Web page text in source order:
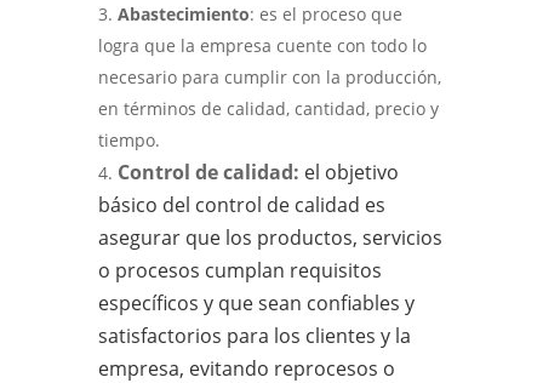
Abastecimiento: es el proceso que
logra que la empresa cuente con todo lo
necesario para cumplir con la producción,
en términos de calidad, cantidad, precio y
tiempo.
Control de calidad: el objetivo
básico del control de calidad es
asegurar que los productos, servicios
o procesos cumplan requisitos
específicos y que sean confiables y
satisfactorios para los clientes y la
empresa, evitando reprocesos o